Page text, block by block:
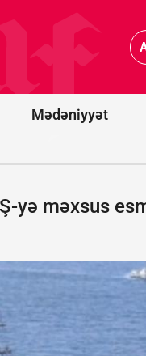
Mədəniyyət
Paşinyan
Əliyevə
zəng
danışdı
yə məxsus